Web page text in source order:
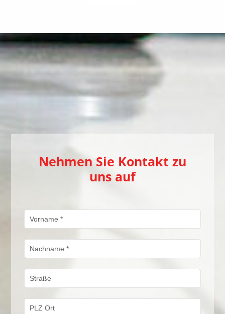
Nehmen Sie Kontakt zu
uns auf